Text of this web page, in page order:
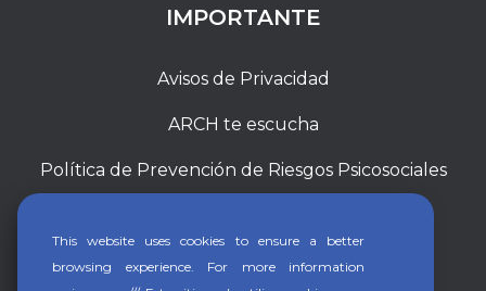
IMPORTANTE
Avisos de Privacidad
ARCH te escucha
Política de Prevención de Riesgos Psicosociales
This website uses cookies to ensure a better
browsing experience. For more information